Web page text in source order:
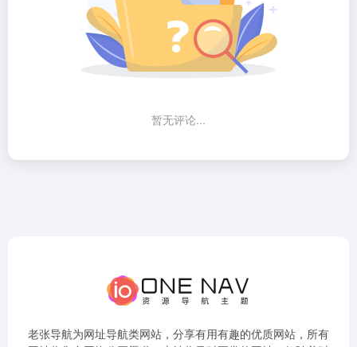
暂无评论...
老张导航为网址导航类网站，分享有用有趣的优质网站，所有